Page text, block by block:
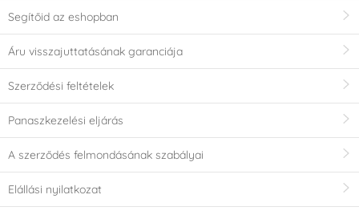
Segítőid az eshopban
Áru visszajuttatásának garanciája
Szerződési feltételek
Panaszkezelési eljárás
A szerződés felmondásának szabályai
Elállási nyilatkozat